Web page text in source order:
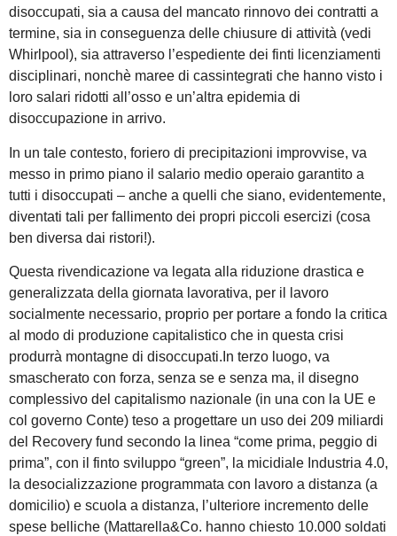
disoccupati, sia a causa del mancato rinnovo dei contratti a
termine, sia in conseguenza delle chiusure di attività (vedi
Whirlpool), sia attraverso l’espediente dei finti licenziamenti
disciplinari, nonchè maree di cassintegrati che hanno visto i
loro salari ridotti all’osso e un’altra epidemia di
disoccupazione in arrivo.
In un tale contesto, foriero di precipitazioni improvvise, va
messo in primo piano il salario medio operaio garantito a
tutti i disoccupati – anche a quelli che siano, evidentemente,
diventati tali per fallimento dei propri piccoli esercizi (cosa
ben diversa dai ristori!).
Questa rivendicazione va legata alla riduzione drastica e
generalizzata della giornata lavorativa, per il lavoro
socialmente necessario, proprio per portare a fondo la critica
al modo di produzione capitalistico che in questa crisi
produrrà montagne di disoccupati.In terzo luogo, va
smascherato con forza, senza se e senza ma, il disegno
complessivo del capitalismo nazionale (in una con la UE e
col governo Conte) teso a progettare un uso dei 209 miliardi
del Recovery fund secondo la linea “come prima, peggio di
prima”, con il finto sviluppo “green”, la micidiale Industria 4.0,
la desocializzazione programmata con lavoro a distanza (a
domicilio) e scuola a distanza, l’ulteriore incremento delle
spese belliche (Mattarella&Co. hanno chiesto 10.000 soldati